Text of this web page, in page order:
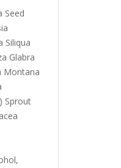
Seed
Siliqua
Glabra
Montana
Sprout